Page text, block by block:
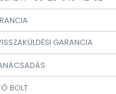
GARANCIA
BOLT